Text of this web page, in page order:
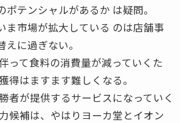
テンシャルがあるか は疑問。
ま市場が拡大している のは店舗事
に過ぎない。
って食料の消費量が減っていくた
得はますます難しくなる。
者が提供するサービスになっていく
補は、やはりヨーカ堂とイオン